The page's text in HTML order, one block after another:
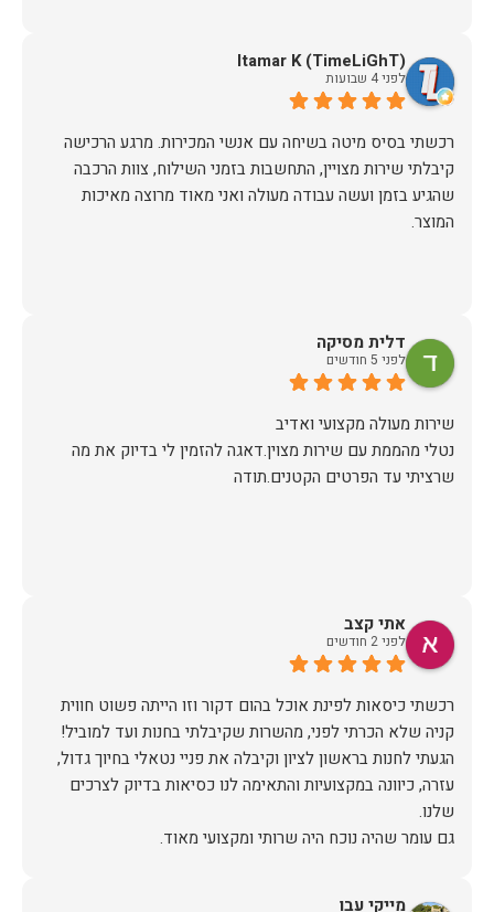
Itamar K (TimeLiGhT)
לפני 4 שבועות
רכשתי בסיס מיטה בשיחה עם אנשי המכירות. מרגע הרכישה
קיבלתי שירות מצויין, התחשבות בזמני השילוח, צוות הרכבה
שהגיע בזמן ועשה עבודה מעולה ואני מאוד מרוצה מאיכות
המוצר.
דלית מסיקה
לפני 5 חודשים
נטלי מהממת עם שירות מצוין.דאגה להזמין לי בדיוק את מה
שרציתי עד הפרטים הקטנים.תודה
אתי קצב
לפני 2 חודשים
רכשתי כיסאות לפינת אוכל בהום דקור וזו הייתה פשוט חווית
הגעתי לחנות בראשון לציון וקיבלה את פניי נטאלי בחיוך גדול,
עזרה, כיוונה במקצועיות והתאימה לנו כסיאות בדיוק לצרכים
מייקי עבו